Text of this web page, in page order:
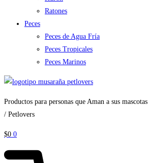
Ratones
Peces
Peces de Agua Fría
Peces Tropicales
Peces Marinos
Productos para personas que Aman a sus mascotas
/ Petlovers
$0 0